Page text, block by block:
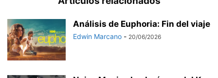
Análisis de Euphoria: Fin del viaje
Edwin Marcano - 20/06/2026